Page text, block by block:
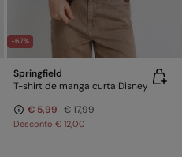
-67%
Springfield
T-shirt de manga curta Disney
€ 5,99 € 17,99
Desconto € 12,00